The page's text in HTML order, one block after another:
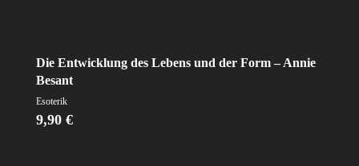
Die Entwicklung des Lebens und der Form – Annie
Besant
Esoterik
9,90 €